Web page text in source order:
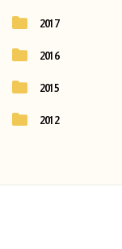
2017
2016
2015
2012